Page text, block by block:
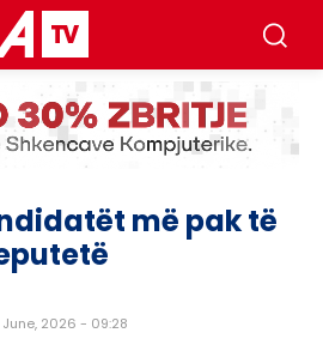
më pak të
June, 2026 - 09:28